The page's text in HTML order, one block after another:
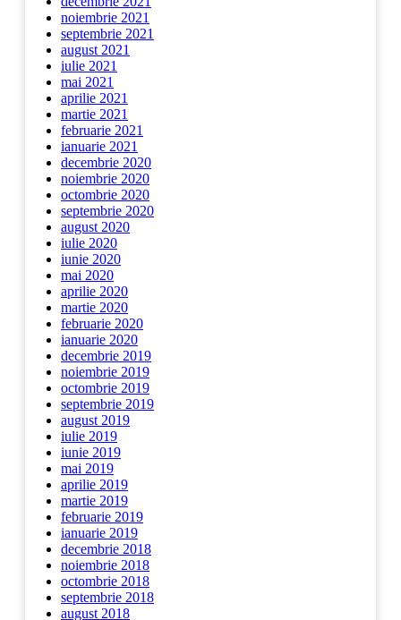
noiembrie 2021
septembrie 2021
august 2021
iulie 2021
mai 2021
aprilie 2021
martie 2021
februarie 2021
ianuarie 2021
decembrie 2020
noiembrie 2020
octombrie 2020
septembrie 2020
august 2020
iulie 2020
iunie 2020
mai 2020
aprilie 2020
martie 2020
februarie 2020
ianuarie 2020
decembrie 2019
noiembrie 2019
octombrie 2019
septembrie 2019
august 2019
iulie 2019
iunie 2019
mai 2019
aprilie 2019
martie 2019
februarie 2019
ianuarie 2019
decembrie 2018
noiembrie 2018
octombrie 2018
septembrie 2018
august 2018